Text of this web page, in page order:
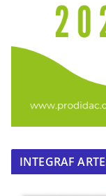
INTEGRAF